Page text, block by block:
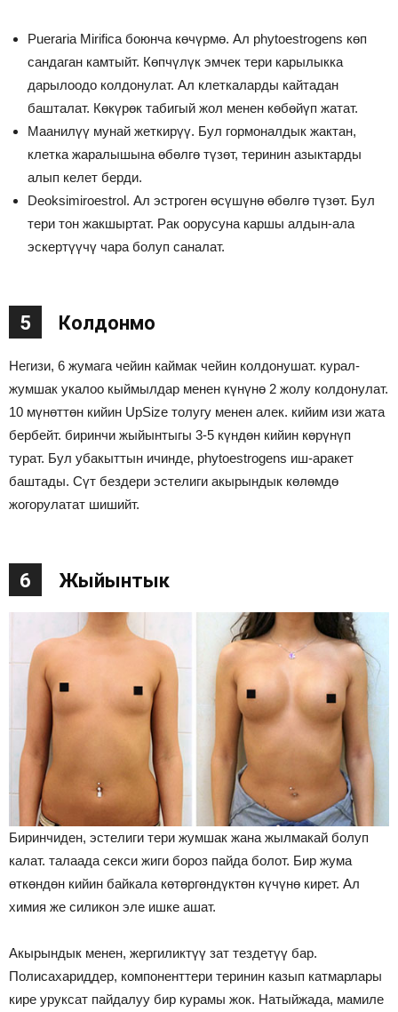
Pueraria Mirifica боюнча көчүрмө. Ал phytoestrogens көп
сандаган камтыйт. Көпчүлүк эмчек тери карылыкка
дарылоодо колдонулат. Ал клеткаларды кайтадан
башталат. Көкүрөк табигый жол менен көбөйүп жатат.
Маанилүү мунай жеткирүү. Бул гормоналдык жактан,
клетка жаралышына өбөлгө түзөт, теринин азыктарды
алып келет берди.
Deoksimiroestrol. Ал эстроген өсүшүнө өбөлгө түзөт. Бул
тери тон жакшыртат. Рак оорусуна каршы алдын-ала
эскертүүчү чара болуп саналат.
5 Колдонмо
Негизи, 6 жумага чейин каймак чейин колдонушат. курал-
жумшак укалоо кыймылдар менен күнүнө 2 жолу колдонулат.
10 мүнөттөн кийин UpSize толугу менен алек. кийим изи жата
бербейт. биринчи жыйынтыгы 3-5 күндөн кийин көрүнүп
турат. Бул убакыттын ичинде, phytoestrogens иш-аракет
баштады. Сүт бездери эстелиги акырындык көлөмдө
жогорулатат шишийт.
6 Жыйынтык
Биринчиден, эстелиги тери жумшак жана жылмакай болуп
калат. талаада секси жиги бороз пайда болот. Бир жума
өткөндөн кийин байкала көтөргөндүктөн күчүнө кирет. Ал
химия же силикон эле ишке ашат.
Акырындык менен, жергиликтүү зат тездетүү бар.
Полисахариддер, компоненттери теринин казып катмарлары
кире уруксат пайдалуу бир курамы жок. Натыйжада, мамиле